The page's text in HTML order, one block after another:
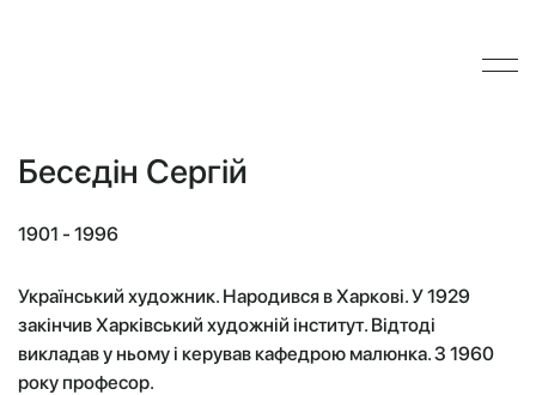
Бесєдін Сергій
1901 - 1996
Український художник. Народився в Харкові. У 1929
закінчив Харківський художній інститут. Відтоді
викладав у ньому і керував кафедрою малюнка. З 1960
року професор.